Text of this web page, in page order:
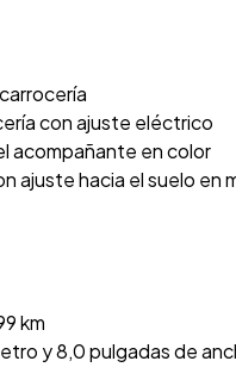
con ajuste eléctrico
acompañante en color
ajuste hacia el suelo en
km
y 8,0 pulgadas de